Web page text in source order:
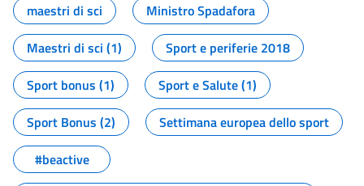
maestri di sci
Ministro Spadafora
Maestri di sci (1)
Sport e periferie 2018
Sport bonus (1)
Sport e Salute (1)
Sport Bonus (2)
Settimana europea dello sport
#beactive